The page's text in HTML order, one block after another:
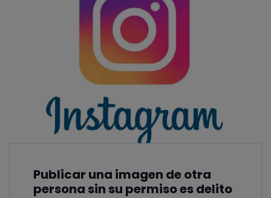
Publicar una imagen de otra
persona sin su permiso es delito